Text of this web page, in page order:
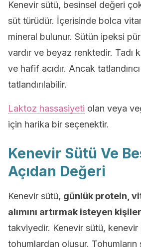
Kenevir sütü, besinsel değeri
süt türüdür. İçerisinde bolca
mineral bulunur. Sütün ipeksi
vardır ve beyaz renktedir. Tadı
ve hafif acıdır. Ancak
tatlandırılabilir.
Laktoz hassasiyeti olan veya
için harika bir seçenektir.
Kenevir Sütü Ve
Açıdan Değeri
Kenevir sütü, günlük protein,
alımını artırmak isteyen
takviyedir. Kenevir sütü,
tohumlardan oluşur. Tohumların